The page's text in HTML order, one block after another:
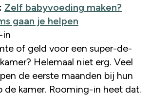
Zelf babyvoeding maken?
gaan je helpen
in
of geld voor een super-de-
Helemaal niet erg. Veel
de eerste maanden bij hun
de kamer. Rooming-in heet dat.